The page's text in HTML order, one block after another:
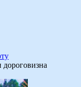
дороговизна